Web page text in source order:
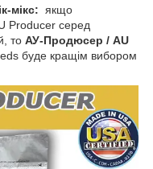
мікс: якщо
Producer серед
то АУ-Продюсер / AU
буде кращім вибором